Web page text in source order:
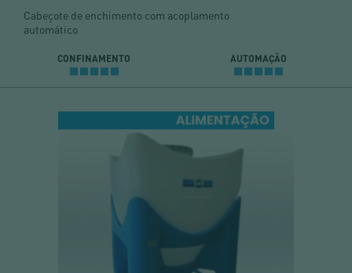
Cabeçote de enchimento com acoplamento
automático
CONFINAMENTO AUTOMAÇÃO